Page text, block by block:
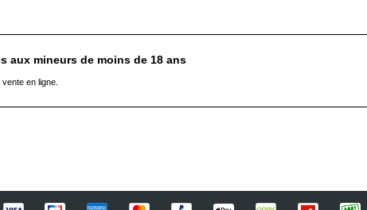
aux mineurs de moins de 18 ans
en ligne.